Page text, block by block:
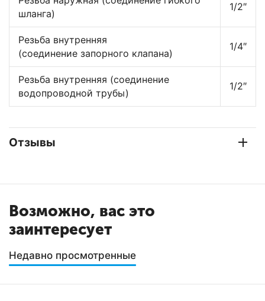
шланга)
1/2″
Резьба внутренняя
(соединение запорного клапана)
1/4″
Резьба внутренняя (соединение
водопроводной трубы)
1/2″
Отзывы
Возможно, вас это
заинтересует
Недавно просмотренные